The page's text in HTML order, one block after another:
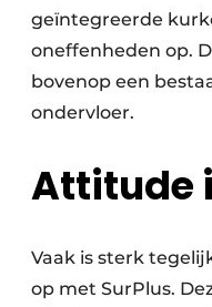
geïntegreerde
oneffenheden op.
bovenop een
ondervloer.
Attitude
Vaak is sterk
op met SurPlus.